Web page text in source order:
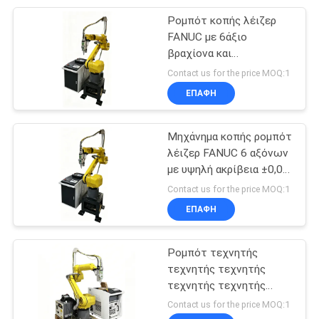
Μηχανή
συγκόλλησης
λέιζερ YAG
Μηχανή λέιζερ
μπαταριών
8
χάλυβα
Ρομπότ κοπής λέιζερ
FANUC με 6άξιο
βραχίονα και
ολοκληρωμένο σύστημα
όρασης για επεξεργασία
λεπτών μετάλλων με
Contact us for the price MOQ:1
ΕΠΑΦΉ
Μηχάνημα κοπής ρομπότ
λέιζερ FANUC 6 αξόνων
με υψηλή ακρίβεια ±0,05
mm για τρισδιάστατο
περίγραμμα στην
αυτοκινητοβιομηχανία
Contact us for the price MOQ:1
ΕΠΑΦΉ
Ρομπότ τεχνητής
τεχνητής τεχνητής
τεχνητής τεχνητής
τεχνητής τεχνητής
Contact us for the price MOQ:1